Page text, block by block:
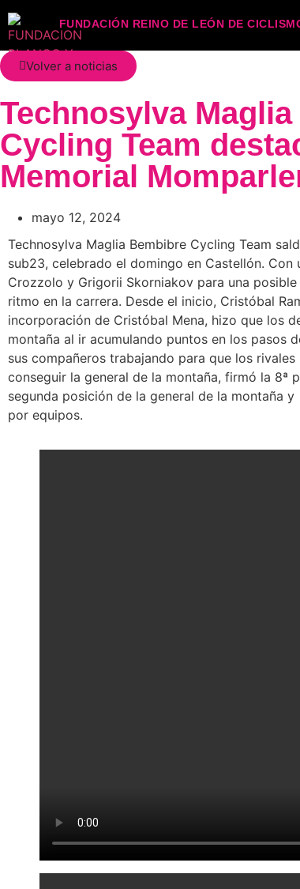
FUNDACIÓN REINO DE LEÓN DE
Volver a noticias
Technosylva
Cycling Team
Memorial
mayo 12, 2024
Technosylva Maglia Bembibre Cycling Team
sub23, celebrado el domingo en Castellón.
Crozzolo y Grigorii Skorniakov para una
ritmo en la carrera. Desde el inicio, Cristóbal
incorporación de Cristóbal Mena, hizo que los
montaña al ir acumulando puntos en los pasos
sus compañeros trabajando para que los
conseguir la general de la montaña, firmó la 8ª
segunda posición de la general de la montaña
por equipos.